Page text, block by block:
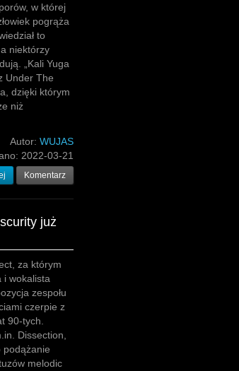
w której
pogrąża
to
niektórzy
„Kali Yuga
Under The
dzięki którym
niż
Autor: WUJAS
2022-03-21
Komentarz
już
za którym
i wokalista
zespołu
czerpie z
90-tych.
Dissection,
podążanie
melodic